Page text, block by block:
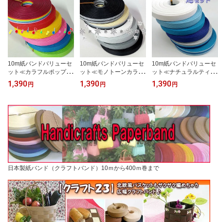
10m紙バンドバリューセ
ット≪カラフルポップカ
ラー≫10mセット・10m
紙バンド6本セット（ ク
ープ 日本製 ハンドクラ
フト手芸 ）
1,390 円
10m紙バンドバリューセ
ット≪モノトーンカラー
≫＊冬銀河10mセット
＊・10m紙バンド6本セ
クラフトテープ 日本製
ハンドクラフト手芸 ）
1,390 円
10m紙バンドバリューセ
ット≪ナチュラルティス
ト≫海（うみ）セット・
山（やま）セット＊・10
クラフトバンド クラフト
テープ 日本製 ハンドク
ラフト手芸 ）
1,390 円
日本製紙バンド（クラフトバンド）10ｍから400ｍ巻まで